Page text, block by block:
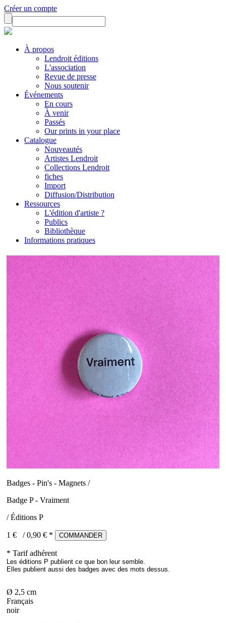
Créer un compte
À propos
Lendroit éditions
L'association
Revue de presse
Nous soutenir
Événements
En cours
À venir
Passés
Our prints in your place
Catalogue
Nouveautés
Artistes Lendroit
Collections Lendroit
fiches
Import
Diffusion/Distribution
Ressources
L'édition d'artiste ?
Publics
Bibliothèque
Informations pratiques
Badges - Pin's - Magnets /
Badge P - Vraiment
/ Éditions P
1 € /0,90 € * COMMANDER
* Tarif adhérent
Les éditions P publient ce que bon leur semble.
Elles publient aussi des badges avec des mots dessus.
Ø 2,5 cm
Français
noir